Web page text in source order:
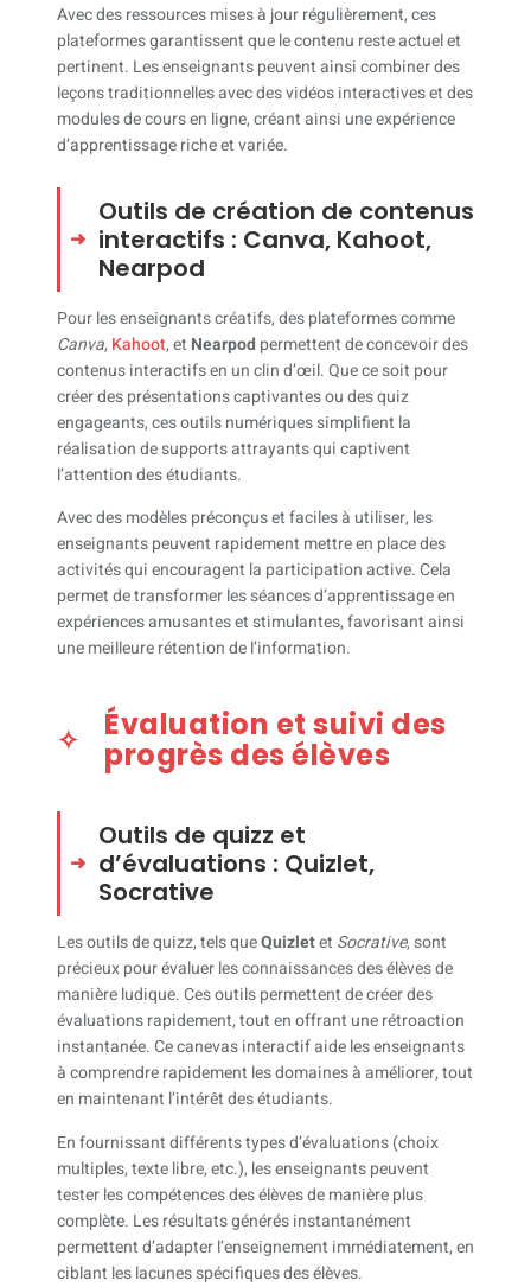
Avec des ressources mises à jour régulièrement, ces
plateformes garantissent que le contenu reste actuel et
pertinent. Les enseignants peuvent ainsi combiner des
leçons traditionnelles avec des vidéos interactives et des
modules de cours en ligne, créant ainsi une expérience
d’apprentissage riche et variée.
Outils de création de contenus
interactifs : Canva, Kahoot,
Nearpod
Pour les enseignants créatifs, des plateformes comme
Canva, Kahoot, et Nearpod permettent de concevoir des
contenus interactifs en un clin d’œil. Que ce soit pour
créer des présentations captivantes ou des quiz
engageants, ces outils numériques simplifient la
réalisation de supports attrayants qui captivent
l’attention des étudiants.
Avec des modèles préconçus et faciles à utiliser, les
enseignants peuvent rapidement mettre en place des
activités qui encouragent la participation active. Cela
permet de transformer les séances d’apprentissage en
expériences amusantes et stimulantes, favorisant ainsi
une meilleure rétention de l’information.
Évaluation et suivi des
progrès des élèves
Outils de quizz et
d’évaluations : Quizlet,
Socrative
Les outils de quizz, tels queQuizletet Socrative, sont
précieux pour évaluer les connaissances des élèves de
manière ludique. Ces outils permettent de créer des
évaluations rapidement, tout en offrant une rétroaction
instantanée. Ce canevas interactif aide les enseignants
à comprendre rapidement les domaines à améliorer, tout
en maintenant l’intérêt des étudiants.
En fournissant différents types d’évaluations (choix
multiples, texte libre, etc.), les enseignants peuvent
tester les compétences des élèves de manière plus
complète. Les résultats générés instantanément
permettent d’adapter l’enseignement immédiatement, en
ciblant les lacunes spécifiques des élèves.